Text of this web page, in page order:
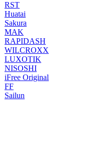
RST
Huatai
Sakura
MAK
RAPIDASH
WILCROXX
LUXOTIK
NISOSHI
iFree Original
FF
Sailun